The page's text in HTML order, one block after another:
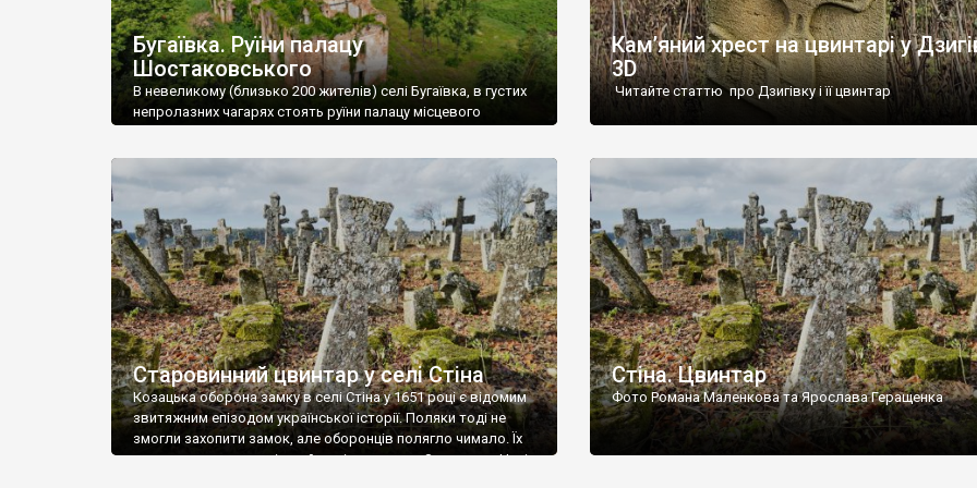
Бугаївка. Руїни палацу
Шостаковського
В невеликому (близько 200 жителів) селі Бугаївка, в густих
непролазних чагарях стоять руїни палацу місцевого
потім клуб, ще пізніше – гуртожиток. У 60-х роках минулого
століття тут розмістили туберкульозну лікарню. Коли із
палацу виїхала лікарня – ми точно не […]
Кам’яний хрест на цвинтарі у
3D
Читайте статтю про Дзигівку і її цвинтар
Старовинний цвинтар у селі Стіна
Козацька оборона замку в селі Стіна у 1651 році є відомим
звитяжним епізодом української історії. Поляки тоді не
змогли захопити замок, але оборонців полягло чимало. Їх
поховали на цвинтарі, який тоді називався Замковим. Нині
Стіна. Цвинтар
Фото Романа Маленкова та Ярослава Геращенка